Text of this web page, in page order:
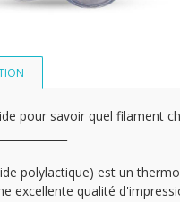
pour savoir quel filament
polylactique) est un
excellente qualité